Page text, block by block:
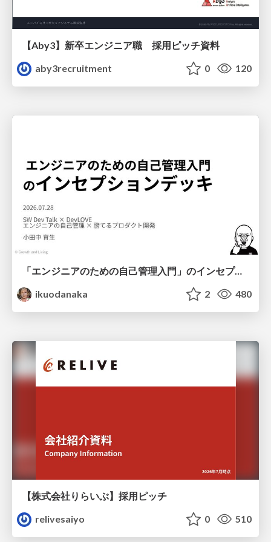
【Aby3】新卒エンジニア職 採用ピッチ資料
aby3recruitment
0 120
「エンジニアのための自己管理入門」のインセプションデッキ/Inception Deck of Self-Management beginner's guide book
ikuodanaka
2 480
【株式会社りらいぶ】採用ピッチ
relivesaiyo
0 510